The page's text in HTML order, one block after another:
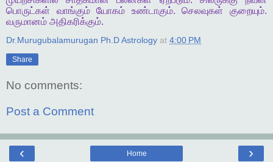
பொருட்கள்
வாங்கும் யோகம் உண்டாகும்.செலவுகள் குறையும்.
வருமானம் அதிகரிக்கும்.
Dr.Murugubalamurugan Ph.D Astrology at 4:00 PM
Share
No comments:
Post a Comment
‹ ›
Home